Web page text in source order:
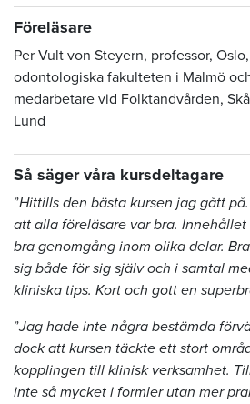
Föreläsare
Per Vult von Steyern, professor,
odontologiska fakulteten i Malmö
medarbetare vid Folktandvården,
Lund
Så säger våra kursdeltagare
”Hittills den bästa kursen jag gått
att alla föreläsare var bra. Innehållet
bra genomgång inom olika delar.
sig både för sig själv och i samtal
kliniska tips. Kort och gott en
”Jag hade inte några bestämda
dock att kursen täckte ett stort
kopplingen till klinisk verksamhet.
inte så mycket i formler utan mer